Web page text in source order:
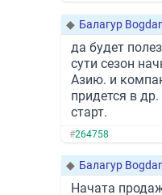
◆ Балагур
да будет
сути сезон
Азию. и
придется в
старт.
#264758
◆ Балагур
Начата